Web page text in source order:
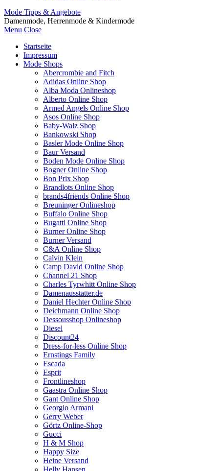
Mode Tipps & Angebote
Damenmode, Herrenmode & Kindermode
Menu Close
Startseite
Impressum
Mode Shops
Abercrombie and Fitch
Adidas Online Shop
Alba Moda Onlineshop
Alberto Online Shop
Armed Angels Online Shop
Asos Online Shop
Baby-Walz Shop
Bankowski Shop
Basler Mode Online Shop
Baur Versand
Boden Mode Online Shop
Bogner Online Shop
Bon Prix Shop
Brandlots Online Shop
brands4friends Online Shop
Breuninger Onlineshop
Buffalo Online Shop
Bugatti Online Shop
Burner Online Shop
Burner Versand
C&A Online Shop
Calvin Klein
Camp David Online Shop
Channel 21 Shop
Charles Tyrwhitt Online Shop
Damenausstatter.de
Daniel Hechter Online Shop
Deichmann Online Shop
Dessousshop Onlineshop
Diesel
Discount24
Dress-for-less Online Shop
Ernstings Family
Escada
Esprit
Frontlineshop
Gaastra Online Shop
Gant Online Shop
Georgio Armani
Gerry Weber
Görtz Online-Shop
Gucci
H & M Shop
Happy Size
Heine Versand
Helly Hansen